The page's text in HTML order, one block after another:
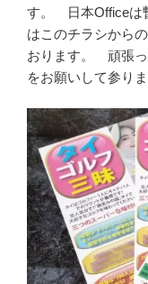
す。 日本Officeは
はこのチラシから
おります。 頑張っ
をお願いして参りま